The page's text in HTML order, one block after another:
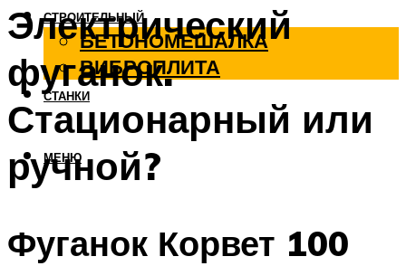
СТРОИТЕЛЬНЫЙ
БЕТОНОМЕШАЛКА
ВИБРОПЛИТА
СТАНКИ
МЕНЮ
Электрический
фуганок.
Стационарный или
ручной?
Фуганок Корвет 100